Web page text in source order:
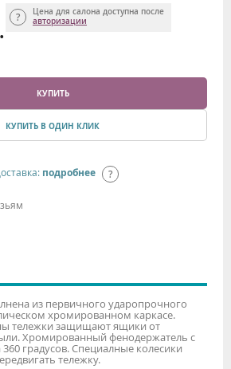
Цена для салона доступна после
авторизации
КУПИТЬ
КУПИТЬ В ОДИН КЛИК
подробнее
из первичного ударопрочного
хромированном каркасе.
тележки защищают ящики от
Хромированный фенодержатель с
градусов. Специалные колесики
тележку.